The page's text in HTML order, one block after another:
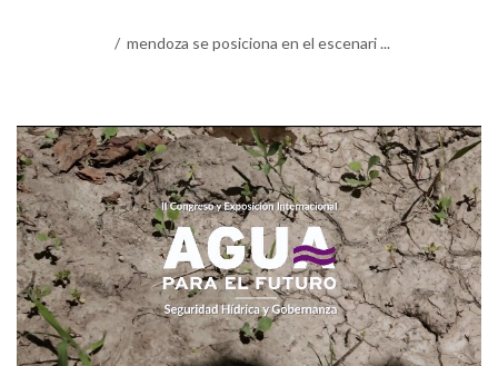
mendoza se posiciona en el escenari ...